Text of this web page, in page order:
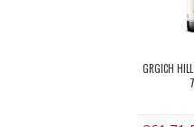
GRGICH